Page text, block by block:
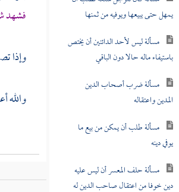
باستيفاء ماله حالا دون الباقي
مسألة ضرب أصحاب الدين
المدين واعتقاله
مسألة طلب أن يمكن من بيع ما
يوفي دينه
مسألة حلف المعسر أن ليس عليه
دين خوفا من اعتقال صاحب الدين له
مسألة له مملوك طلب بعض الظلمة
شراءه فقال هذا متى بعته ثمنه علي حرام
فشهد
وإذا
والله